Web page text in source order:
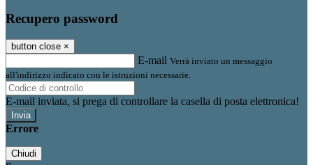
Recupero password
button close ×
E-mail Verrà inviato un messaggio
all'indirizzo indicato con le istruzioni necessarie.
E-mail inviata, si prega di controllare la casella di posta elettronica!
Errore
Chiudi